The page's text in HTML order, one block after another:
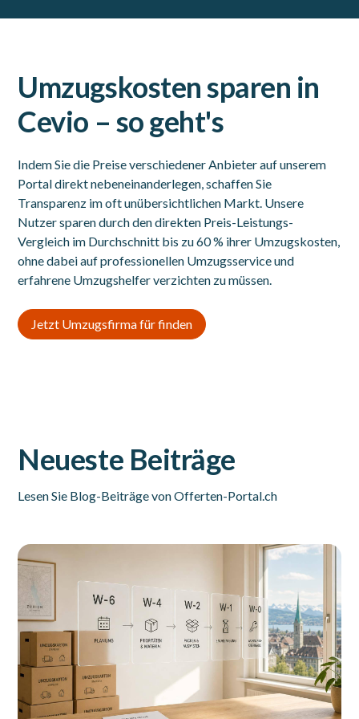
Umzugskosten sparen in
Cevio – so geht's
Indem Sie die Preise verschiedener Anbieter auf unserem
Portal direkt nebeneinanderlegen, schaffen Sie
Transparenz im oft unübersichtlichen Markt. Unsere
Nutzer sparen durch den direkten Preis-Leistungs-
Vergleich im Durchschnitt bis zu 60 % ihrer Umzugskosten,
ohne dabei auf professionellen Umzugsservice und
erfahrene Umzugshelfer verzichten zu müssen.
Jetzt Umzugsfirma für finden
Neueste Beiträge
Lesen Sie Blog-Beiträge von Offerten-Portal.ch